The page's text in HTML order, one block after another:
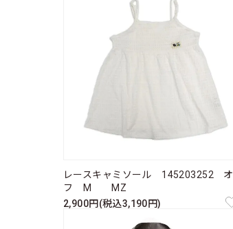
レースキャミソール 145203252 オ
フ M MZ
2,900円(税込3,190円)